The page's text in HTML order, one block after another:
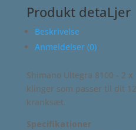
speed
klinger
antal
Produkt detaLjer
Beskrivelse
Anmeldelser (0)
Shimano Ultegra 8100 - 2
klinger som passer til dit
kranksæt.
Specifikationer